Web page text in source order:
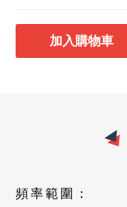
加入購物車
頻率範圍：